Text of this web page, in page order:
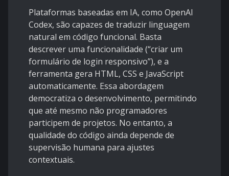
Plataformas baseadas em IA, como OpenAI
Codex, são capazes de traduzir linguagem
natural em código funcional. Basta
descrever uma funcionalidade (“criar um
formulário de login responsivo”), e a
ferramenta gera HTML, CSS e JavaScript
automaticamente. Essa abordagem
democratiza o desenvolvimento, permitindo
que até mesmo não programadores
participem de projetos. No entanto, a
qualidade do código ainda depende de
supervisão humana para ajustes
contextuais.